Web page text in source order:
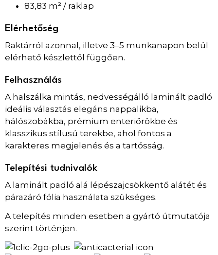
83,83 m² / raklap
Elérhetőség
Raktárról azonnal, illetve 3–5 munkanapon belül
elérhető készlettől függően.
Felhasználás
A halszálka mintás, nedvességálló laminált padló
ideális választás elegáns nappalikba,
hálószobákba, prémium enteriőrökbe és
klasszikus stílusú terekbe, ahol fontos a
karakteres megjelenés és a tartósság.
Telepítési tudnivalók
A laminált padló alá lépészajcsökkentő alátét és
párazáró fólia használata szükséges.
A telepítés minden esetben a gyártó útmutatója
szerint történjen.